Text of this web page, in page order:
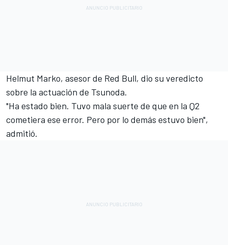
Helmut Marko, asesor de Red Bull, dio su veredicto
sobre la actuación de Tsunoda.
"Ha estado bien. Tuvo mala suerte de que en la Q2
cometiera ese error. Pero por lo demás estuvo bien",
admitió.